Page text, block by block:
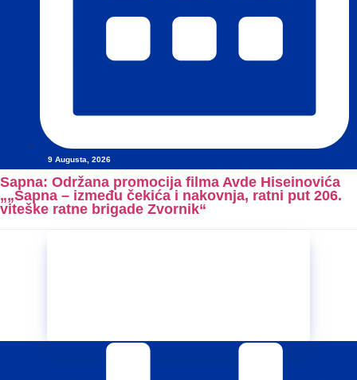
9 Augusta, 2026
Sapna: Održana promocija filma Avde Hiseinovića
„„Sapna – između čekića i nakovnja, ratni put 206.
viteške ratne brigade Zvornik“